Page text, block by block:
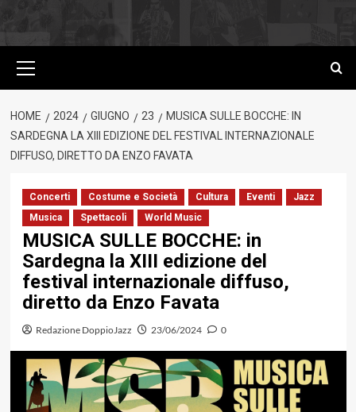
principale
HOME 2024 GIUGNO 23
MUSICA SULLE BOCCHE: IN
SARDEGNA LA XIII EDIZIONE DEL FESTIVAL INTERNAZIONALE
DIFFUSO, DIRETTO DA ENZO FAVATA
Concerti Costume e Società Cultura Eventi
Jazz
Musica
Spettacoli World Music
MUSICA SULLE BOCCHE: in
Sardegna la XIII edizione del
festival internazionale diffuso,
diretto da Enzo Favata
Redazione DoppioJazz 23/06/2024 0